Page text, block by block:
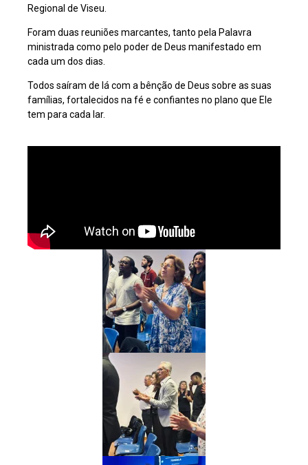
Regional de Viseu.
Foram duas reuniões marcantes, tanto pela Palavra
ministrada como pelo poder de Deus manifestado em
cada um dos dias.
Todos saíram de lá com a bênção de Deus sobre as suas
famílias, fortalecidos na fé e confiantes no plano que Ele
tem para cada lar.